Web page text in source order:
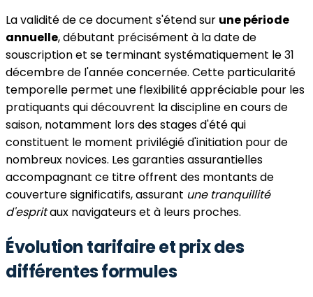
La validité de ce document s'étend sur une période
annuelle, débutant précisément à la date de
souscription et se terminant systématiquement le 31
décembre de l'année concernée. Cette particularité
temporelle permet une flexibilité appréciable pour les
pratiquants qui découvrent la discipline en cours de
saison, notamment lors des stages d'été qui
constituent le moment privilégié d'initiation pour de
nombreux novices. Les garanties assurantielles
accompagnant ce titre offrent des montants de
couverture significatifs, assurant une tranquillité
d'espritaux navigateurs et à leurs proches.
Évolution tarifaire et prix des
différentes formules